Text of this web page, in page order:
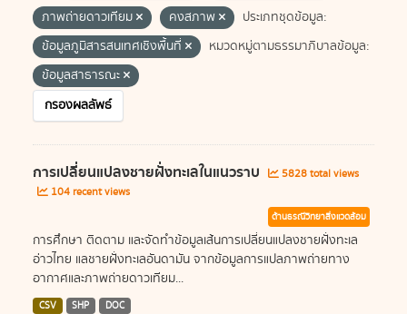
ภาพถ่ายดาวเทียม
คงสภาพ
ประเภทชุดข้อมูล:
ข้อมูลภูมิสารสนเทศเชิงพื้นที่
หมวดหมู่ตามธรรมาภิบาลข้อมูล:
ข้อมูลสาธารณะ
กรองผลลัพธ์
การเปลี่ยนแปลงชายฝั่งทะเลในแนวราบ
5828 total views
104 recent views
ด้านธรณีวิทยาสิ่งแวดล้อม
การศึกษา ติดตาม และจัดทำข้อมูลเส้นการเปลี่ยนแปลงชายฝั่งทะเล
อ่าวไทย แลชายฝั่งทะเลอันดามัน จากข้อมูลการแปลภาพถ่ายทาง
อากาศและภาพถ่ายดาวเทียม...
CSV SHP DOC